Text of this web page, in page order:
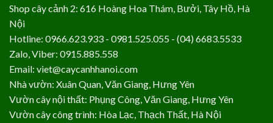
Shop cây cảnh 2: 616 Hoàng Hoa Thám, Bưởi, Tây Hồ, Hà
Nội
Hotline: 0966.623.933 - 0981.525.055 - (04) 6683.5533
Zalo, Viber: 0915.885.558
Email: viet@caycanhhanoi.com
Nhà vườn: Xuân Quan, Văn Giang, Hưng Yên
Vườn cây nội thất: Phụng Công, Văn Giang, Hưng Yên
Vườn cây công trình: Hòa Lạc, Thạch Thất, Hà Nội